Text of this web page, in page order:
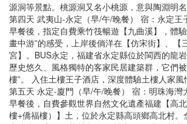
源洞等景點。桃源洞又名小桃源，意與陶淵明名
第四天 武夷山-永定（早/午/晚餐） 宿：永定王
早餐後，指定自費乘竹筏暢遊【九曲溪】，體
畫中游”的感受，上岸後倘洋在【仿宋街】、【
宮】。BUS永定，福建省永定縣位於閩西的龍
歷史悠久、風格獨特的客家民居建築群，它們
樓”。 入住土樓王子酒店，深度體驗土樓人家風
第五天 永定-廈門（早/午/晚餐） 宿：明珠海灣
早餐後，自費參觀世界自然文化遺產福建【高
樓+僑福樓）】土，位於永定縣高頭鄉高北村。